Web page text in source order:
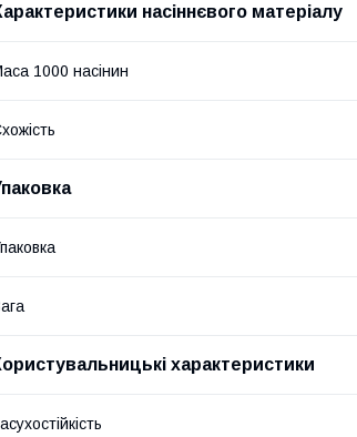
насіннєвого матеріалу
1000 насінин
характеристики